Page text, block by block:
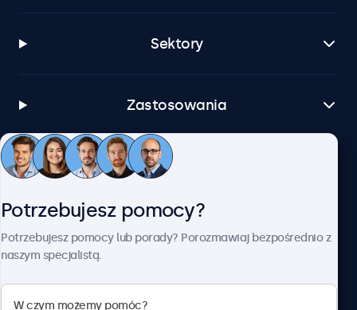
Sektory
Zastosowania
Obsługa klienta
Potrzebujesz pomocy?
Potrzebujesz pomocy lub porady? Porozmawiaj bezpośrednio z
naszym specjalistą.